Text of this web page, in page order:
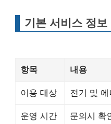
기본 서비스 정보
항목 내용
이용 대상 전기 및
운영 시간 문의시 확